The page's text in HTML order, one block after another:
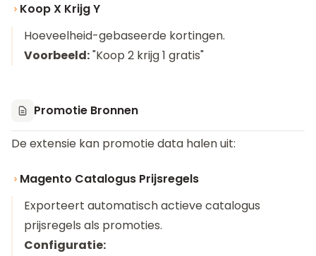
Koop X Krijg Y
Hoeveelheid-gebaseerde kortingen.
Voorbeeld:"Koop 2 krijg 1 gratis"
Promotie Bronnen
De extensie kan promotie data halen uit:
Magento Catalogus Prijsregels
Exporteert automatisch actieve catalogus
prijsregels als promoties.
Configuratie: